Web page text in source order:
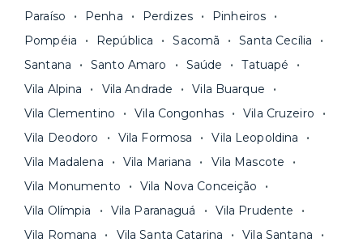
Paraíso
Penha Perdizes
Pinheiros
Pompéia
República Sacomã
Santa Cecília
Santana
Santo Amaro Saúde
Tatuapé
Vila Alpina
Vila Andrade
Vila Buarque
Vila Clementino
Vila Congonhas
Vila Cruzeiro
Vila Deodoro
Vila Formosa
Vila Leopoldina
Vila Madalena
Vila Mariana
Vila Mascote
Vila Monumento
Vila Nova Conceição
Vila Olímpia
Vila Paranaguá
Vila Prudente
Vila Romana
Vila Santa Catarina
Vila Santana